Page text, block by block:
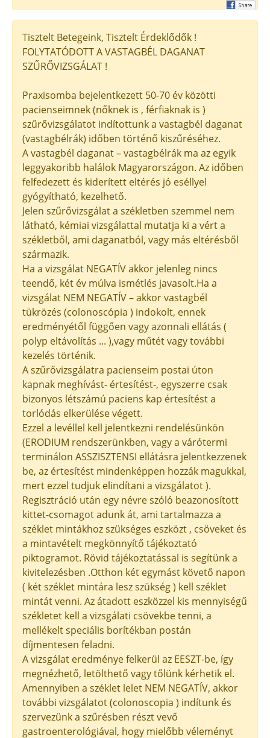
Tisztelt Betegeink, Tisztelt Érdeklődők !
FOLYTATÓDOTT A VASTAGBÉL DAGANAT
SZŰRŐVIZSGÁLAT !
Praxisomba bejelentkezett 50-70 év közötti
pacienseimnek (nőknek is , férfiaknak is )
szűrővizsgálatot indítottunk a vastagbél daganat
(vastagbélrák) időben történő kiszűréséhez.
A vastagbél daganat – vastagbélrák ma az egyik
leggyakoribb halálok Magyarországon. Az időben
felfedezett és kiderített eltérés jó eséllyel
gyógyítható, kezelhető.
Jelen szűrővizsgálat a székletben szemmel nem
látható, kémiai vizsgálattal mutatja ki a vért a
székletből, ami daganatból, vagy más eltérésből
származik.
Ha a vizsgálat NEGATÍV akkor jelenleg nincs
teendő, két év múlva ismétlés javasolt.Ha a
vizsgálat NEM NEGATÍV – akkor vastagbél
tükrözés (colonoscópia ) indokolt, ennek
eredményétől függően vagy azonnali ellátás (
polyp eltávolítás ... ),vagy műtét vagy további
kezelés történik.
A szűrővizsgálatra pacienseim postai úton
kapnak meghívást- értesítést-, egyszerre csak
bizonyos létszámú paciens kap értesítést a
torlódás elkerülése végett.
Ezzel a levéllel kell jelentkezni rendelésünkön
(ERODIUM rendszerünkben, vagy a várótermi
terminálon ASSZISZTENSI ellátásra jelentkezzenek
be, az értesítést mindenképpen hozzák magukkal,
mert ezzel tudjuk elindítani a vizsgálatot ).
Regisztráció után egy névre szóló beazonosított
kittet-csomagot adunk át, ami tartalmazza a
széklet mintákhoz szükséges eszközt , csöveket és
a mintavételt megkönnyítő tájékoztató
piktogramot. Rövid tájékoztatással is segítünk a
kivitelezésben .Otthon két egymást követő napon
( két széklet mintára lesz szükség ) kell széklet
mintát venni. Az átadott eszközzel kis mennyiségű
székletet kell a vizsgálati csövekbe tenni, a
mellékelt speciális borítékban postán
díjmentesen feladni.
A vizsgálat eredménye felkerül az EESZT-be, így
megnézhető, letölthető vagy tőlünk kérhetik el.
Amennyiben a széklet lelet NEM NEGATÍV, akkor
további vizsgálatot (colonoscopia ) indítunk és
szervezünk a szűrésben részt vevő
gastroenterológiával, hogy mielőbb véleményt